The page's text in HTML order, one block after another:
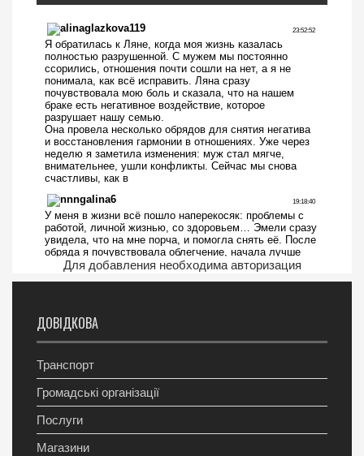
Для добавления необходима авторизация
ДОВІДКОВА
Транспорт
Громадські організації
Послуги
Магазини